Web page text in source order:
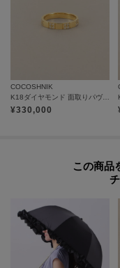
COCOSHNIK
K18ダイヤモンド 面取りパヴェオルタネイト リング
¥330,000
この商品